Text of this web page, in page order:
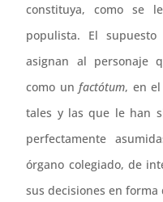
constituya, como se
populista. El
asignan al personaje
como unfactótum, en
tales y las que le han
perfectamente
órgano colegiado, de
sus decisiones en forma